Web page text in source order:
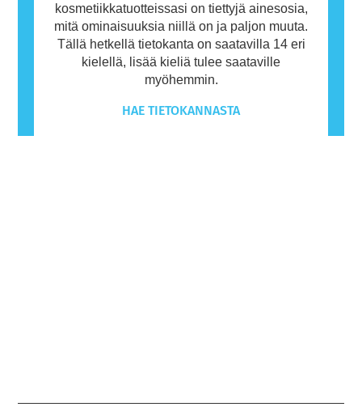
kosmetiikkatuotteissasi on tiettyjä ainesosia,
mitä ominaisuuksia niillä on ja paljon muuta.
Tällä hetkellä tietokanta on saatavilla 14 eri
kielellä, lisää kieliä tulee saataville
myöhemmin.
HAE TIETOKANNASTA